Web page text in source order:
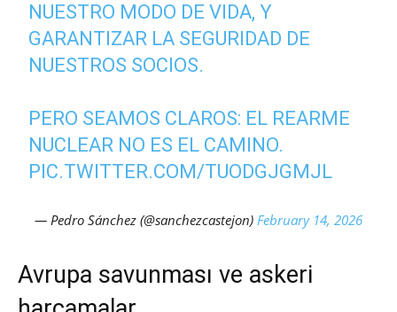
NUESTRO MODO DE VIDA, Y
GARANTIZAR LA SEGURIDAD DE
NUESTROS SOCIOS.
PERO SEAMOS CLAROS: EL REARME
NUCLEAR NO ES EL CAMINO.
PIC.TWITTER.COM/TUODGJGMJL
— Pedro Sánchez (@sanchezcastejon) February 14, 2026
Avrupa savunması ve askeri